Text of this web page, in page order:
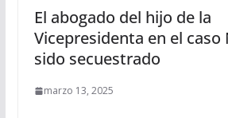
El abogado del hijo de la
Vicepresidenta en el caso
sido secuestrado
marzo 13, 2025